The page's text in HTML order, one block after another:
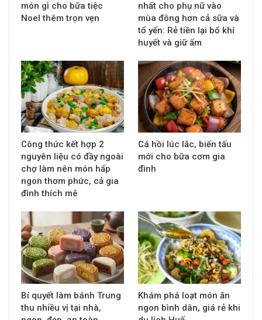
món gì cho bữa tiệc
Noel thêm trọn vẹn
nhất cho phụ nữ vào
mùa đông hơn cả sữa và
tổ yến: Rẻ tiền lại bổ khí
huyết và giữ ấm
Công thức kết hợp 2
nguyên liệu có đầy ngoài
chợ làm nên món hấp
ngon thơm phức, cả gia
đình thích mê
Cá hồi lúc lắc, biến tấu
mới cho bữa cơm gia
đình
Bí quyết làm bánh Trung
thu nhiều vị tại nhà,
Khám phá loạt món ăn
ngon bình dân, giá rẻ khi